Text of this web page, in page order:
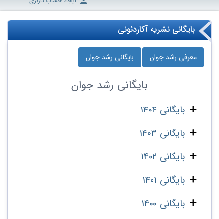
بایگانی نشریه آکاردئونی
معرفی رشد جوان بایگانی رشد جوان
بایگانی رشد جوان
بایگانی 1404
بایگانی 1403
بایگانی 1402
بایگانی 1401
بایگانی 1400